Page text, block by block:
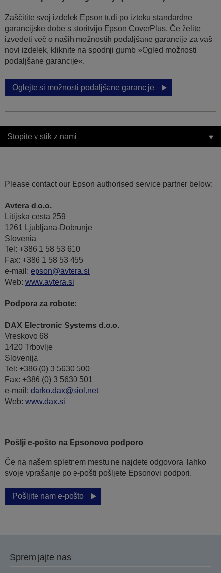
Zaščitite svoj izdelek Epson tudi po izteku standardne
garancijske dobe s storitvijo Epson CoverPlus. Če želite
izvedeti več o naših možnostih podaljšane garancije za vaš
novi izdelek, kliknite na spodnji gumb »Ogled možnosti
podaljšane garancije«.
Oglejte si možnosti podaljšane garancije
Stopite v stik z nami
Please contact our Epson authorised service partner below:
Avtera d.o.o.
Litijska cesta 259
1261 Ljubljana-Dobrunje
Slovenia
Tel: +386 1 58 53 610
Fax: +386 1 58 53 455
e-mail: epson@avtera.si
Web: www.avtera.si
Podpora za robote:
DAX Electronic Systems d.o.o.
Vreskovo 68
1420 Trbovlje
Slovenija
Tel: +386 (0) 3 5630 500
Fax: +386 (0) 3 5630 501
e-mail: darko.dax@siol.net
Web: www.dax.si
Pošlji e-pošto na Epsonovo podporo
Če na našem spletnem mestu ne najdete odgovora, lahko
svoje vprašanje po e-pošti pošljete Epsonovi podpori.
Pošljite nam e-pošto
Spremljajte nas